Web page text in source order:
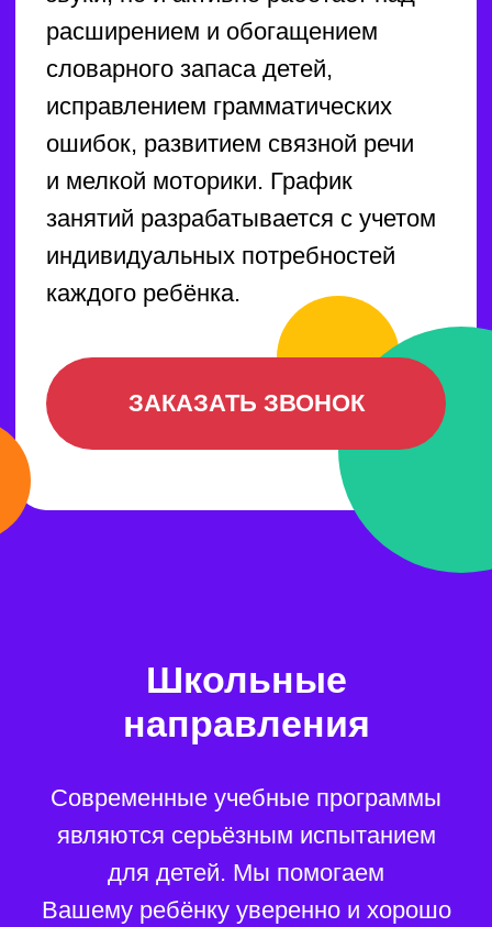
педагоги — настоящие эксперты
в своей области. Подготовим
за год без спешки!
ЗАКАЗАТЬ ЗВОНОК
11 класс
11 класс